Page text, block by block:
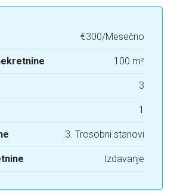
€300/Mesečno
100 m²
3
1
3. Trosobni stanovi
Izdavanje